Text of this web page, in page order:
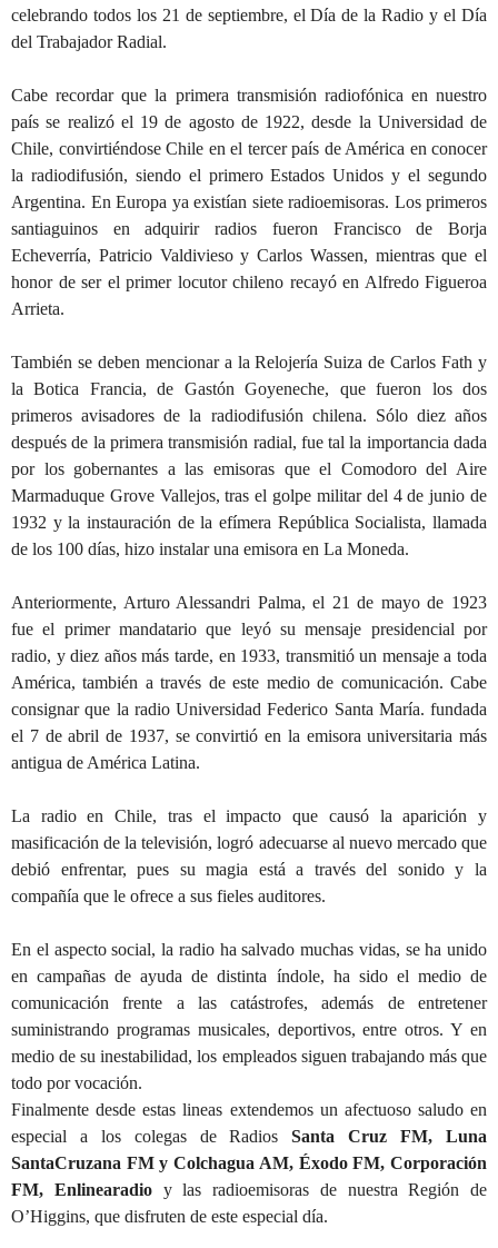
celebrando todos los 21 de septiembre, el Día de la Radio y el Día
del Trabajador Radial.
Cabe recordar que la primera transmisión radiofónica en nuestro
país se realizó el 19 de agosto de 1922, desde la Universidad de
Chile, convirtiéndose Chile en el tercer país de América en conocer
la radiodifusión, siendo el primero Estados Unidos y el segundo
Argentina. En Europa ya existían siete radioemisoras. Los primeros
santiaguinos en adquirir radios fueron Francisco de Borja
Echeverría, Patricio Valdivieso y Carlos Wassen, mientras que el
honor de ser el primer locutor chileno recayó en Alfredo Figueroa
Arrieta.
También se deben mencionar a la Relojería Suiza de Carlos Fath y
la Botica Francia, de Gastón Goyeneche, que fueron los dos
primeros avisadores de la radiodifusión chilena. Sólo diez años
después de la primera transmisión radial, fue tal la importancia dada
por los gobernantes a las emisoras que el Comodoro del Aire
Marmaduque Grove Vallejos, tras el golpe militar del 4 de junio de
1932 y la instauración de la efímera República Socialista, llamada
de los 100 días, hizo instalar una emisora en La Moneda.
Anteriormente, Arturo Alessandri Palma, el 21 de mayo de 1923
fue el primer mandatario que leyó su mensaje presidencial por
radio, y diez años más tarde, en 1933, transmitió un mensaje a toda
América, también a través de este medio de comunicación. Cabe
consignar que la radio Universidad Federico Santa María. fundada
el 7 de abril de 1937, se convirtió en la emisora universitaria más
antigua de América Latina.
La radio en Chile, tras el impacto que causó la aparición y
masificación de la televisión, logró adecuarse al nuevo mercado que
debió enfrentar, pues su magia está a través del sonido y la
compañía que le ofrece a sus fieles auditores.
En el aspecto social, la radio ha salvado muchas vidas, se ha unido
en campañas de ayuda de distinta índole, ha sido el medio de
comunicación frente a las catástrofes, además de entretener
suministrando programas musicales, deportivos, entre otros. Y en
medio de su inestabilidad, los empleados siguen trabajando más que
todo por vocación.
Finalmente desde estas lineas extendemos un afectuoso saludo en
especial a los colegas de RadiosSanta Cruz FM, Luna
SantaCruzana FM y Colchagua AM, Éxodo FM, Corporación
FM, Enlinearadio y las radioemisoras de nuestra Región de
O’Higgins, que disfruten de este especial día.